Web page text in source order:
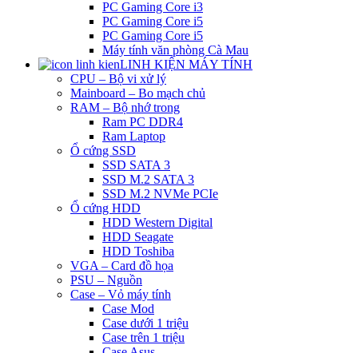
PC Gaming Core i3
PC Gaming Core i5
PC Gaming Core i5
Máy tính văn phòng Cà Mau
LINH KIỆN MÁY TÍNH
CPU – Bộ vi xử lý
Mainboard – Bo mạch chủ
RAM – Bộ nhớ trong
Ram PC DDR4
Ram Laptop
Ổ cứng SSD
SSD SATA 3
SSD M.2 SATA 3
SSD M.2 NVMe PCIe
Ổ cứng HDD
HDD Western Digital
HDD Seagate
HDD Toshiba
VGA – Card đồ họa
PSU – Nguồn
Case – Vỏ máy tính
Case Mod
Case dưới 1 triệu
Case trên 1 triệu